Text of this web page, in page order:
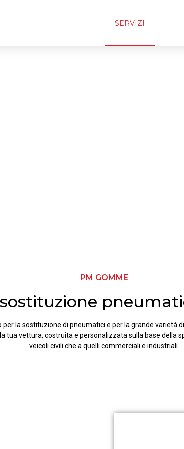
SERVIZI
PM GOMME
la sostituzione di pneumatici e per la grande varietà
tua vettura, costruita e personalizzata sulla base della
veicoli civili che a quelli commerciali e industriali.